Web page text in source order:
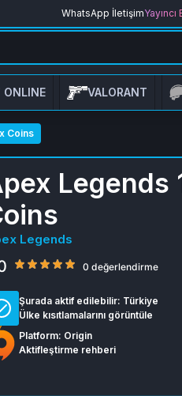
WhatsApp İletişim
ONLINE VALORANT
Coins
Legends
Legends
0 değerlendirme
Şurada aktif edilebilir: Türkiye
Ülke kısıtlamalarını görüntüle
Platform: Origin
Aktifleştirme rehberi